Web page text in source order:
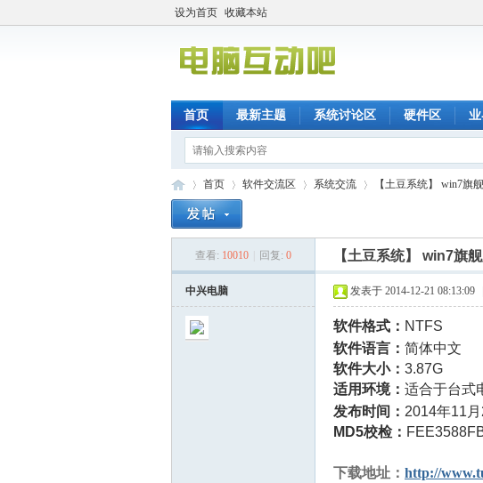
设为首页 收藏本站
首页 最新主题 系统讨论区 硬件区 业
首页
›
软件交流区 系统交流
›
【土豆系统】 win7旗
查看: 10010 回复: 0 【土豆系统】 win7旗
中兴电脑 发表于 2014-12-21 08:13:09
软件格式： NTFS
软件语言： 简体中文
软件大小： 3.87G
适用环境： 适合于台式
发布时间： 2014年11月
MD5校检：
下载地址： http://